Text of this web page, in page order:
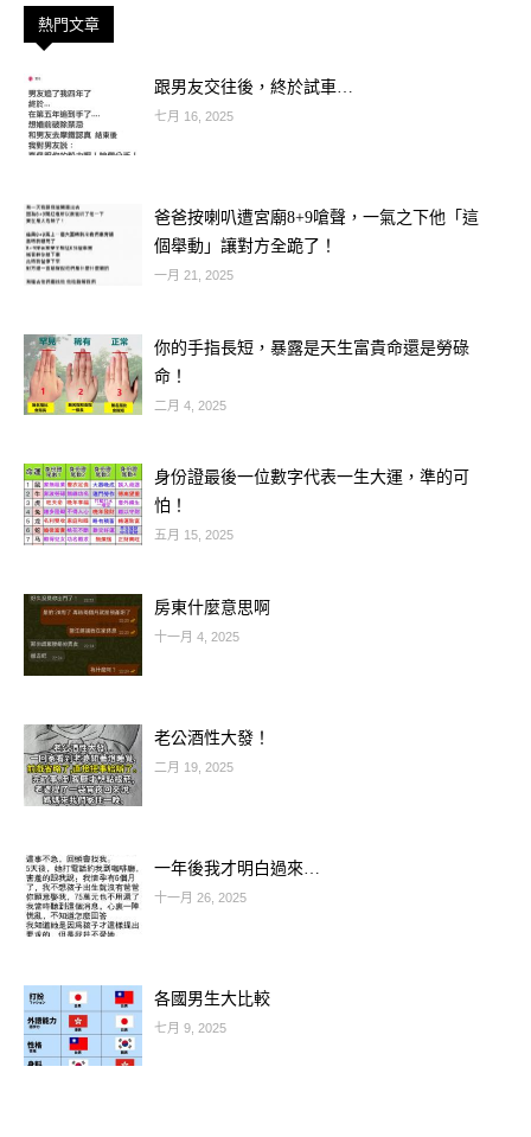
🌟【立秋＋天赦日】開始旺到不行的3
大生肖：
🐯 生肖虎：事業翻身、貴人出現！
沉潛一段時間的你，終於等到破繭而出
的機會。今天開始，職場運勢強勢爆
有貴人悄悄出現。升官加薪、合作機會
紛紛來敲門！
立秋之後的你，氣場轉旺，整個人變得
有機會遇到真愛、有伴者感情升溫。不
只戀愛順，連人際關係也變得和諧順
利！
🐍 生肖蛇：財運翻紅、正偏財齊旺！
從今天起你的財運簡直一飛沖天！無論
熱門文章
跟男友交往後，終於試車…
七月 16, 2025
爸爸按喇叭遭宮廟8+9嗆聲，一氣之下他「這
個舉動」讓對方全跪了！
一月 21, 2025
你的手指長短，暴露是天生富貴命還是勞碌
命！
二月 4, 2025
身份證最後一位數字代表一生大運，準的可
怕！
五月 15, 2025
房東什麼意思啊
十一月 4, 2025
老公酒性大發！
二月 19, 2025
一年後我才明白過來…
十一月 26, 2025
各國男生大比較
七月 9, 2025